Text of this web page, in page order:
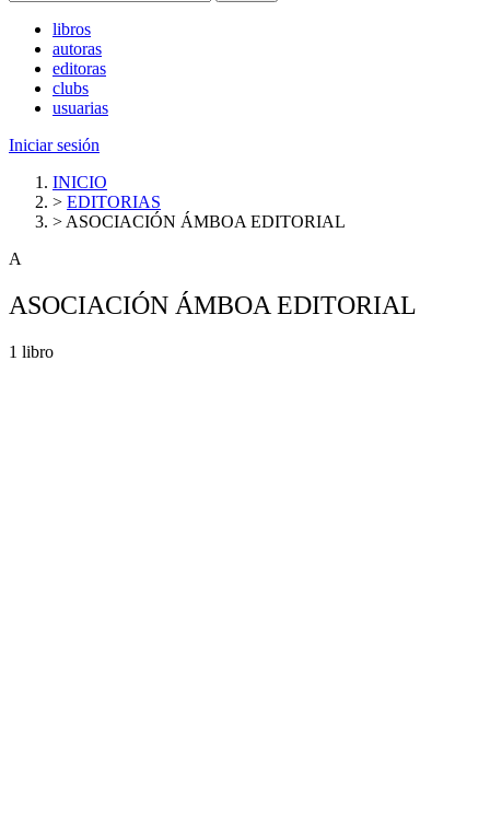
libros
autoras
editoras
clubs
usuarias
Iniciar sesión
INICIO
> EDITORIAS
> ASOCIACIÓN ÁMBOA EDITORIAL
A
ASOCIACIÓN ÁMBOA EDITORIAL
1 libro